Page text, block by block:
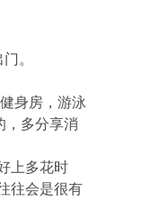
。
身房，游泳
，多分享消
上多花时
往会是很有